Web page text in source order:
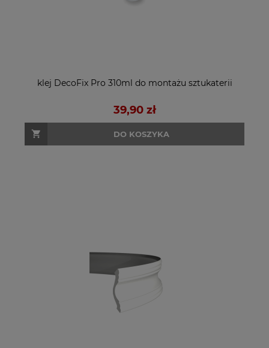
klej DecoFix Pro 310ml do montażu sztukaterii
39,90 zł
DO KOSZYKA